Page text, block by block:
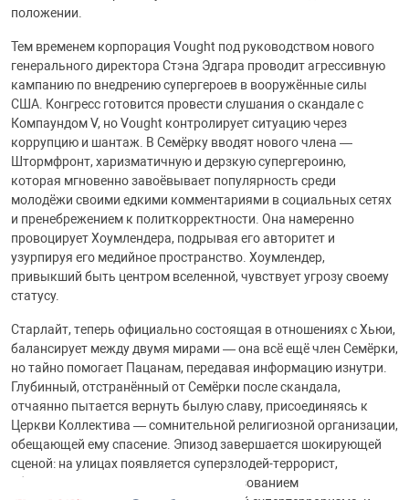
положении.
Тем временем корпорация Vought под руководством нового
генерального директора Стэна Эдгара проводит агрессивную
кампанию по внедрению супергероев в вооружённые силы
США. Конгресс готовится провести слушания о скандале с
Компаундом V, но Vought контролирует ситуацию через
коррупцию и шантаж. В Семёрку вводят нового члена —
Штормфронт, харизматичную и дерзкую супергероиню,
которая мгновенно завоёвывает популярность среди
молодёжи своими едкими комментариями в социальных сетях
и пренебрежением к политкорректности. Она намеренно
провоцирует Хоумлендера, подрывая его авторитет и
узурпируя его медийное пространство. Хоумлендер,
привыкший быть центром вселенной, чувствует угрозу своему
статусу.
Старлайт, теперь официально состоящая в отношениях с Хьюи,
балансирует между двумя мирами — она всё ещё член Семёрки,
но тайно помогает Пацанам, передавая информацию изнутри.
Глубинный, отстранённый от Семёрки после скандала,
отчаянно пытается вернуть былую славу, присоединяясь к
Церкви Коллектива — сомнительной религиозной организации,
обещающей ему спасение. Эпизод завершается шокирующей
сценой: на улицах появляется суперзлодей-террорист,
убивающий невинных людей с использованием